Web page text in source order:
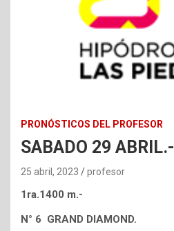
PRONÓSTICOS DEL PROFESOR
SABADO 29 ABRIL.-
25 abril, 2023 profesor
1ra.1400 m.-
N° 6 GRAND DIAMOND.